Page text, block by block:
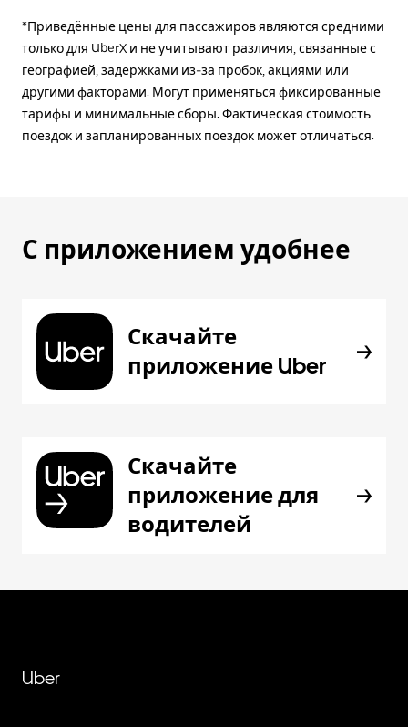
*Приведённые цены для пассажиров являются средними
только для UberX и не учитывают различия, связанные с
географией, задержками из-за пробок, акциями или
другими факторами. Могут применяться фиксированные
тарифы и минимальные сборы. Фактическая стоимость
поездок и запланированных поездок может отличаться.
С приложением удобнее
Скачайте
приложение Uber
Скачайте
приложение для
водителей
Uber